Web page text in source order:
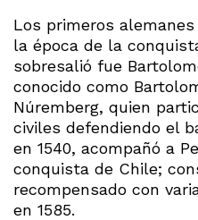
Los primeros
la época de la
sobresalió fue
conocido como
Núremberg, quien
civiles defendiendo el
en 1540, acompañó a
conquista de Chile;
recompensado con
en 1585.